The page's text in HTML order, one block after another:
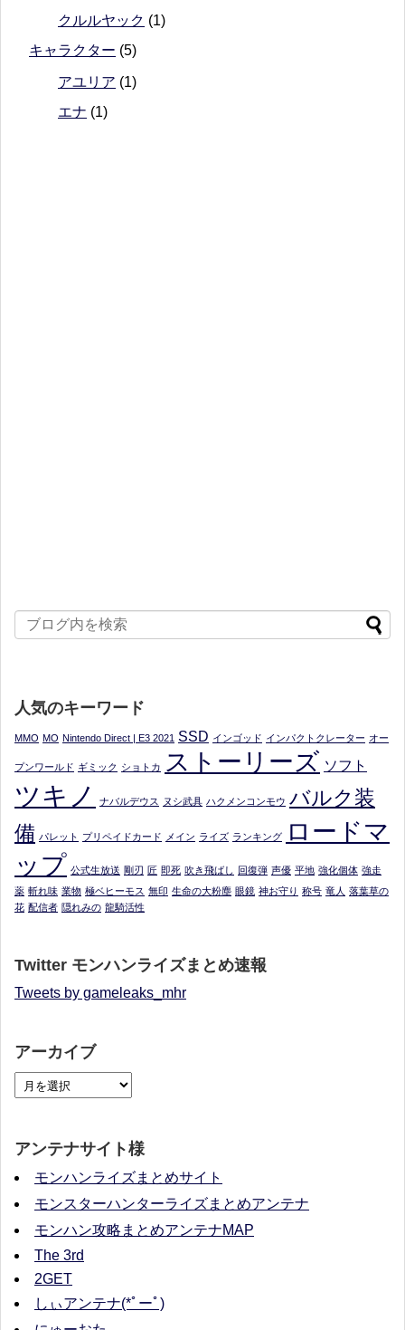
クルルヤック (1)
キャラクター (5)
アユリア (1)
エナ (1)
人気のキーワード
MMO MO Nintendo Direct | E3 2021 SSD インゴッド インパクトクレーター オー
プンワールド ギミック ショトカ ストーリーズ ソフト
ツキノ ナバルデウス ヌシ武具 ハクメンコンモウ バルク装
備 パレット プリペイドカード メイン ライズ ランキング
ロードマ
ップ 公式生放送 剛刃 匠 即死 吹き飛ばし 回復弾 声優 平地 強化個体 強走
薬 斬れ味 業物 極ベヒーモス 無印 生命の大粉塵 眼鏡 神お守り 称号 竜人 落葉草の
花 配信者 隠れみの 龍騎活性
Twitter モンハンライズまとめ速報
Tweets by gameleaks_mhr
アーカイブ
アンテナサイト様
モンハンライズまとめサイト
モンスターハンターライズまとめアンテナ
モンハン攻略まとめアンテナMAP
The 3rd
2GET
しぃアンテナ(*ﾟーﾟ)